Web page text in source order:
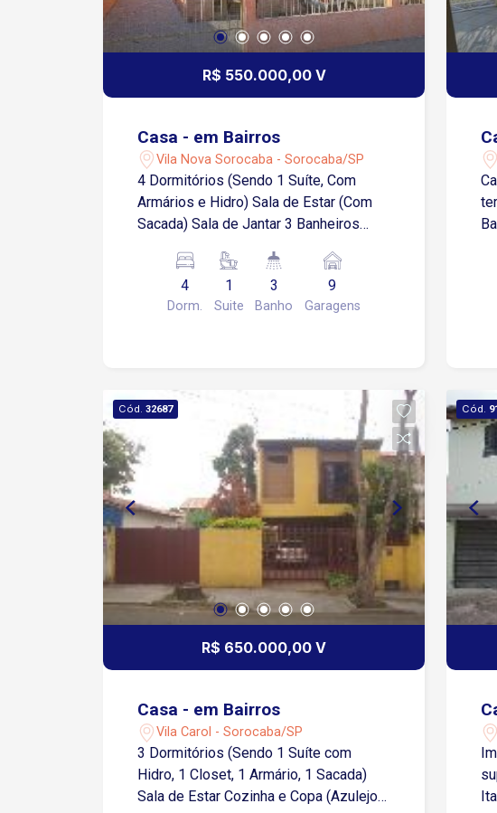
R$ 550.000,00 V
Casa - em Bairros
Vila Nova Sorocaba - Sorocaba/SP
4 Dormitórios (Sendo 1 Suíte, Com
Armários e Hidro) Sala de Estar (Com
Sacada) Sala de Jantar 3 Banheiros
Despensa Área de Serviço Portas e
Janelas de Madeira Edícula com: Quarto
Banheiro Cozinha Imóvel todo em Piso
4
Dorm.
1
Suite
3
Banho
9
Garagens
Cód. 32687
R$ 650.000,00 V
Casa - em Bairros
Vila Carol - Sorocaba/SP
3 Dormitórios (Sendo 1 Suíte com
Hidro, 1 Closet, 1 Armário, 1 Sacada)
Sala de Estar Cozinha e Copa (Azulejo
Cód.